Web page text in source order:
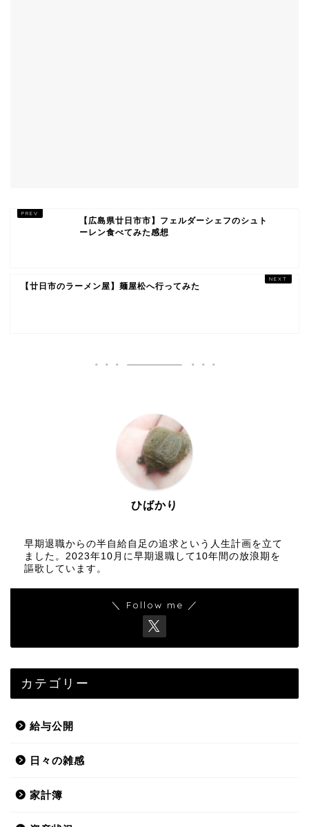
【広島県廿日市市】フェルダーシェフのシュト
ーレン食べてみた感想
【廿日市のラーメン屋】麺屋松へ行ってみた
ひばかり
早期退職からの半自給自足の追求という人生計画を立て
ました。2023年10月に早期退職して10年間の放浪期を
謳歌しています。
＼ Follow me ／
カテゴリー
給与公開
日々の雑感
家計簿